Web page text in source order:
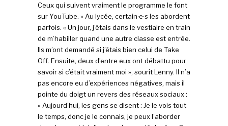
Ceux qui suivent vraiment le programme le font
sur YouTube. » Au lycée, certain·e·s les abordent
parfois. « Un jour, j’étais dans le vestiaire en train
de m’habiller quand une autre classe est entrée.
Ils m’ont demandé si j’étais bien celui de Take
Off. Ensuite, deux d’entre eux ont débattu pour
savoir si c’était vraiment moi », sourit Lenny. Il n’a
pas encore eu d’expériences négatives, mais il
pointe du doigt un revers des réseaux sociaux :
« Aujourd’hui, les gens se disent : Je le vois tout
le temps, donc je le connais, je peux l’aborder